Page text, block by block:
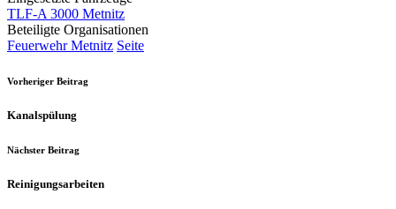
TLF-A 3000 Metnitz
Beteiligte Organisationen
Feuerwehr Metnitz Seite
Vorheriger Beitrag
Kanalspülung
Nächster Beitrag
Reinigungsarbeiten